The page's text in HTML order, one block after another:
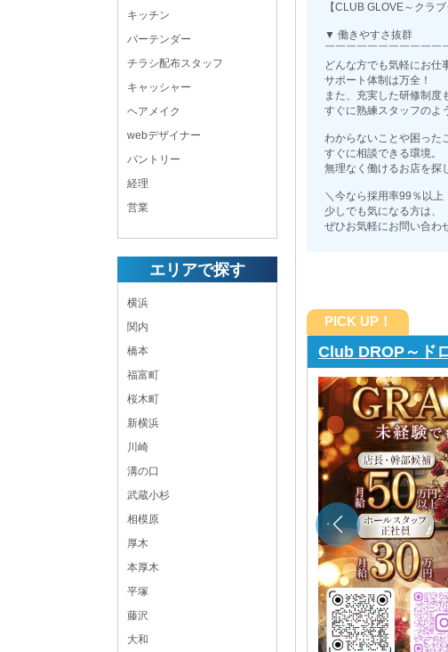
キッチン
バーテンダー
チラシ配布スタッフ
キャッシャー
ヘアメイク
webデザイナー
パントリー
経理
営業
エリアで探す
横浜
関内
橋本
福富町
桜木町
新横浜
川崎
溝の口
武蔵小杉
相模原
厚木
本厚木
平塚
藤沢
大和
【CLUB GLOVE～クラブ
▼ 働きやすさ抜群
￣￣￣￣￣￣￣￣￣￣￣
どんな方でも気軽にお仕
サポート体制は万全！
また、充実した研修制度
すぐに熟練スタッフのよ
わからないことや困った
すぐに相談できる環境。
無理なく働けるお店を探
＼今なら採用率99％以上
少しでも気になる方は、
ぜひお気軽にお問い合わ
PICK UP！
手経営！ 給料の未払いや遅れはありません。 働
であることをお約束します！
平塚 キャバクラボーイ・黒服求人
店長・幹部候補,ホールスタッフ,送りドライバー
平塚市紅谷町9-12 4F
各線「平塚駅」より徒歩4分
Club DROP～ド